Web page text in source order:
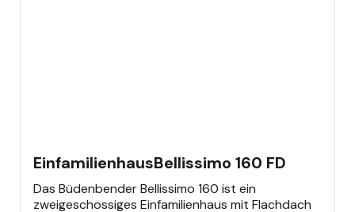
Büdenbender Bestseller
EinfamilienhausBellissimo 160 FD
Das Büdenbender Bellissimo 160 ist ein
zweigeschossiges Einfamilienhaus mit Flachdach